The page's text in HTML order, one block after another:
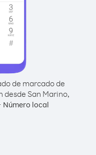
de marcado de
desde San Marino,
Número local